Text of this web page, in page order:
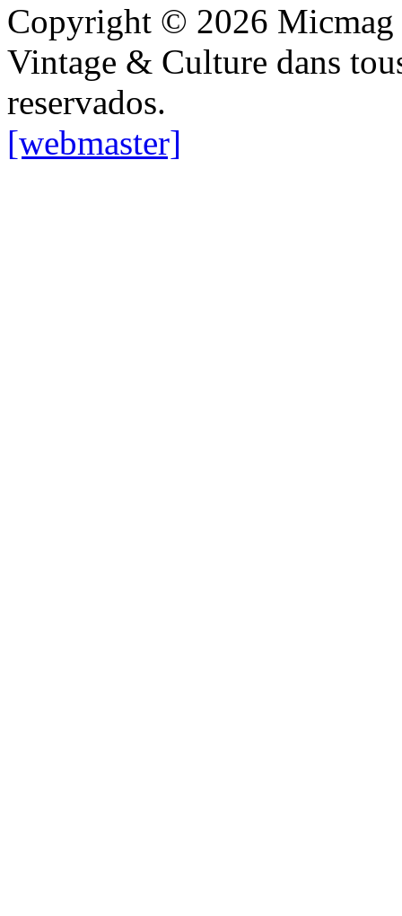
Copyright © 2026 Micmag
Vintage & Culture dans
reservados.
[webmaster]